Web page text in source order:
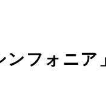
ンフォニア